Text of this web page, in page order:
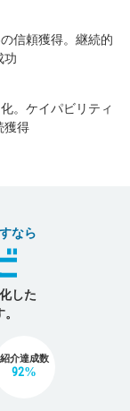
信頼獲得。継続的
功
。ケイパビリティ
獲得
なら
した
紹介達成数
92%